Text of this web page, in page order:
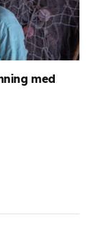
med